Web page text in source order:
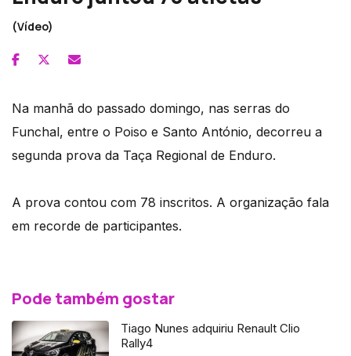
(Vídeo)
Na manhã do passado domingo, nas serras do
Funchal, entre o Poiso e Santo António, decorreu a
segunda prova da Taça Regional de Enduro.
A prova contou com 78 inscritos. A organização fala
em recorde de participantes.
Pode também gostar
Tiago Nunes adquiriu Renault Clio
Rally4